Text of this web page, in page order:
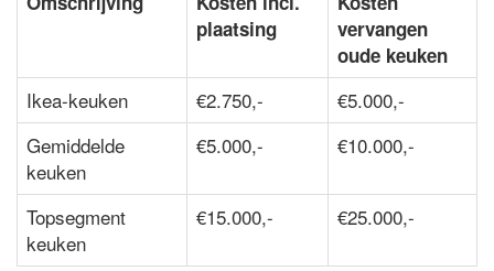
plaatsing
vervangen
oude keuken
Ikea-keuken €2.750,-
€5.000,-
Gemiddelde
keuken
€5.000,- €10.000,-
Topsegment
keuken
€15.000,- €25.000,-